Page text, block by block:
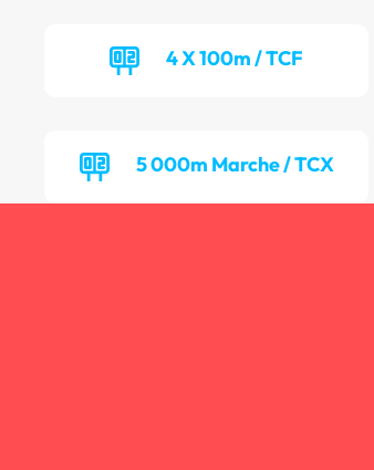
4 X 100m / TCF
5 000m Marche / TCX